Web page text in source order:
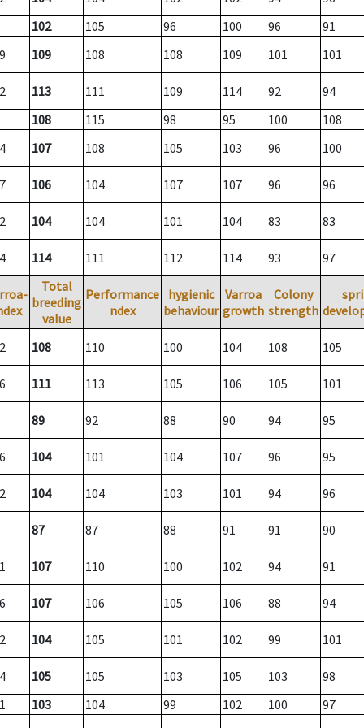
102
105 96 100 96
91
109 108 108 109 101 101
113 111 109 114 92
94
108
115 98 95 100
108
107 108 105 103 96 100
106 104 107 107 96 96
104 104 101 104 83 83
114 111 112 114 93 97
Total
breeding
value
Performance
ndex
hygienic
behaviour
Varroa
growth
Colony
strength
108 110 100 104 108 105
111 113 105 106 105 101
89 92 88 90 94 95
104 101 104 107 96 95
104 104 103 101 94 96
87 87 88 91 91 90
107 110 100 102 94 91
107 106 105 106 88 94
104 105 101 102 99 101
105 105 103 105 103
98
103 104 99 102 100
97